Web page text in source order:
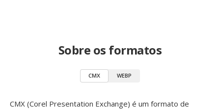
Sobre os formatos
CMX WEBP
CMX (Corel Presentation Exchange) é um formato de